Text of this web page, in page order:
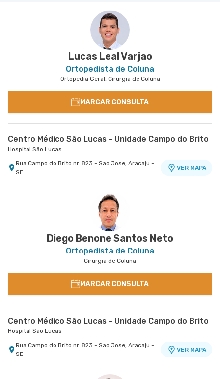
Lucas Leal Varjao
Ortopedista de Coluna
Ortopedia Geral, Cirurgia de Coluna
MARCAR CONSULTA
Centro Médico São Lucas - Unidade Campo do Brito
Hospital São Lucas
Rua Campo do Brito nr. 823 - Sao Jose, Aracaju -
SE
VER MAPA
Diego Benone Santos Neto
Ortopedista de Coluna
Cirurgia de Coluna
MARCAR CONSULTA
Centro Médico São Lucas - Unidade Campo do Brito
Hospital São Lucas
Rua Campo do Brito nr. 823 - Sao Jose, Aracaju -
SE
VER MAPA